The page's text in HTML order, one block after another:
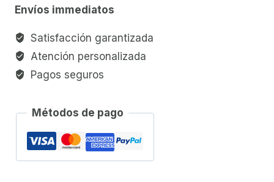
Envíos immediatos
Satisfacción garantizada
Atención personalizada
Pagos seguros
Métodos de pago